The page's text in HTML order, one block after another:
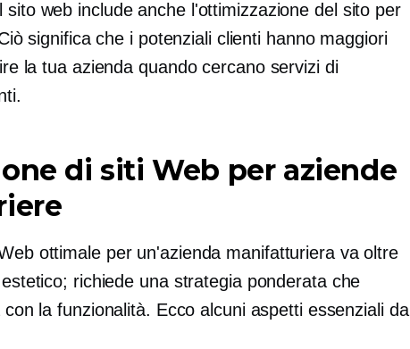
sito web include anche l'ottimizzazione del sito per
significa che i potenziali clienti hanno maggiori
la tua azienda quando cercano servizi di
di siti Web per aziende
ottimale per un'azienda manifatturiera va oltre
richiede una strategia ponderata che
la funzionalità. Ecco alcuni aspetti essenziali da